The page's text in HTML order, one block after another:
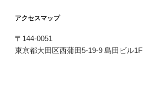
アクセスマップ
〒144-0051
東京都大田区西蒲田5-19-9 島田ビル1F